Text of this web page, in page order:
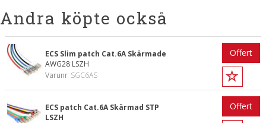
Andra köpte också
ECS Slim patch Cat.6A Skärmade
AWG28 LSZH
Varunr SGC6AS
Offert
ECS patch Cat.6A Skärmad STP
LSZH
Offert